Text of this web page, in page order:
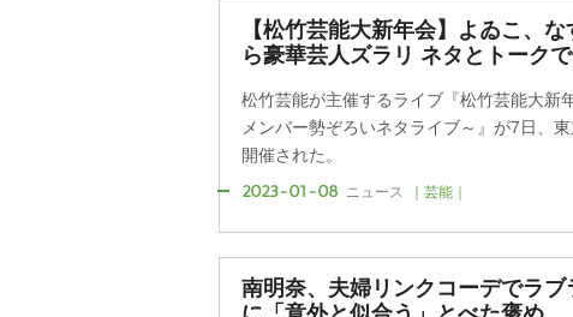
【松竹芸能大新年会】よゐこ、
ら豪華芸人ズラリ ネタとトーク
松竹芸能が主催するライブ『松竹芸能大新
メンバー勢ぞろいネタライブ～』が7日、
開催された。
2023-01-08 ニュース ｜芸能｜
南明奈、夫婦リンクコーデでラ